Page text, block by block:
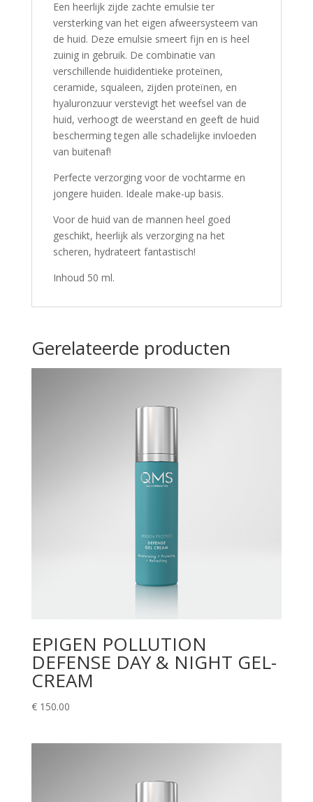
Een heerlijk zijde zachte emulsie ter
versterking van het eigen afweersysteem van
de huid. Deze emulsie smeert fijn en is heel
zuinig in gebruik. De combinatie van
verschillende huididentieke proteïnen,
ceramide, squaleen, zijden proteïnen, en
hyaluronzuur verstevigt het weefsel van de
huid, verhoogt de weerstand en geeft de huid
bescherming tegen alle schadelijke invloeden
van buitenaf!
Perfecte verzorging voor de vochtarme en
jongere huiden. Ideale make-up basis.
Voor de huid van de mannen heel goed
geschikt, heerlijk als verzorging na het
scheren, hydrateert fantastisch!
Inhoud 50 ml.
Gerelateerde producten
EPIGEN POLLUTION
DEFENSE DAY & NIGHT GEL-
CREAM
€150.00